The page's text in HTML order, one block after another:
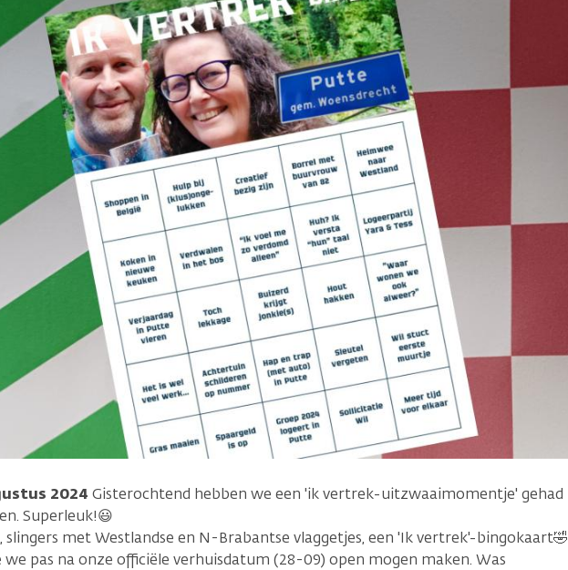
2024 Gisterochtend hebben we een 'ik vertrek-uitzwaaimomentje' gehad
Superleuk!😃
met Westlandse en N-Brabantse vlaggetjes, een 'Ik vertrek'-bingokaart🤣
we pas na onze officiële verhuisdatum (28-09) open mogen maken. Was